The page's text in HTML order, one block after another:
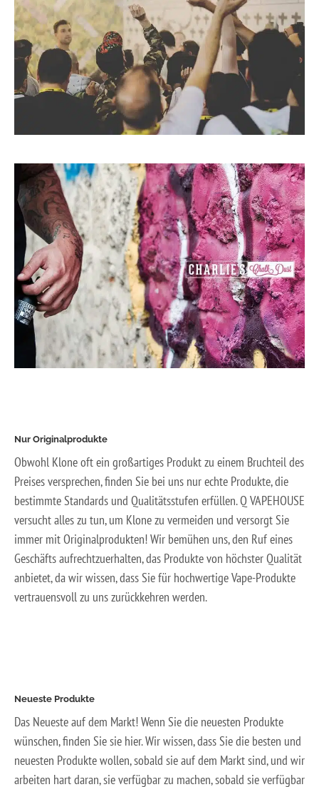
Nur Originalprodukte
Obwohl Klone oft ein großartiges Produkt zu einem Bruchteil des
Preises versprechen, finden Sie bei uns nur echte Produkte, die
bestimmte Standards und Qualitätsstufen erfüllen. Q VAPEHOUSE
versucht alles zu tun, um Klone zu vermeiden und versorgt Sie
immer mit Originalprodukten! Wir bemühen uns, den Ruf eines
Geschäfts aufrechtzuerhalten, das Produkte von höchster Qualität
anbietet, da wir wissen, dass Sie für hochwertige Vape-Produkte
vertrauensvoll zu uns zurückkehren werden.
Neueste Produkte
Das Neueste auf dem Markt! Wenn Sie die neuesten Produkte
wünschen, finden Sie sie hier. Wir wissen, dass Sie die besten und
neuesten Produkte wollen, sobald sie auf dem Markt sind, und wir
arbeiten hart daran, sie verfügbar zu machen, sobald sie verfügbar